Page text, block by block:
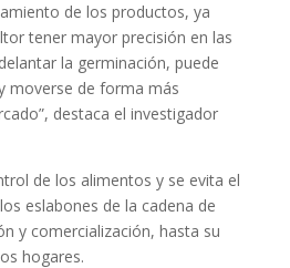
de los productos, ya
tener mayor precisión en las
la germinación, puede
moverse de forma más
destaca el investigador
de los alimentos y se evita el
eslabones de la cadena de
y comercialización, hasta su
hogares.